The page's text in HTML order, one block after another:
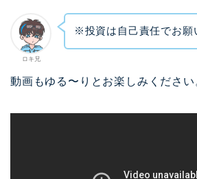
ロキ兄
※投資は自己責任でお願
動画もゆる〜りとお楽しみください